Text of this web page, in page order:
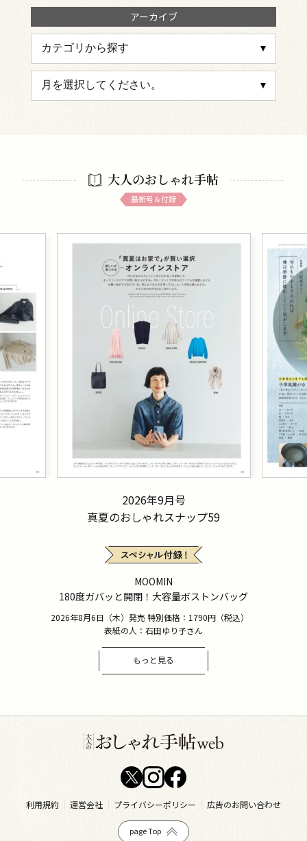
アーカイブ
大人のおしゃれ手帖
最新号＆付録
2026年9月号
真夏のおしゃれスナップ59
MOOMIN
180度ガバッと開閉！大容量ボストンバッグ
2026年8月6日（木）発売 特別価格：1790円（税込）
表紙の人：石田ゆり子さん
もっと見る
利用規約 運営会社 プライバシーポリシー 広告のお問い合わせ
page Top